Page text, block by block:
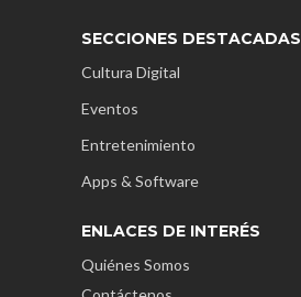
SECCIONES DESTACADAS
Cultura Digital
Eventos
Entretenimiento
Apps & Software
ENLACES DE INTERÉS
Quiénes Somos